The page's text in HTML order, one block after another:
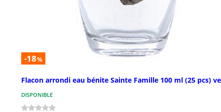
-18%
Flacon arrondi eau bénite Sainte Famille 100 ml (25 pcs)
DISPONIBLE